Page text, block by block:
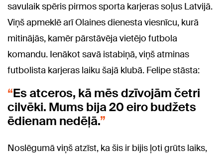
savulaik spēris pirmos sporta karjeras soļus Latvijā.
Viņš apmeklē arī Olaines dienesta viesnīcu, kurā
mitinājās, kamēr pārstāvēja vietējo futbola
komandu. Ienākot savā istabiņā, viņš atminas
futbolista karjeras laiku šajā klubā. Felipe stāsta:
Es atceros, kā mēs dzīvojām četri
cilvēki. Mums bija 20 eiro budžets
ēdienam nedēļā.
Noslēgumā viņš atzīst, ka šis ir bijis ļoti grūts laiks,